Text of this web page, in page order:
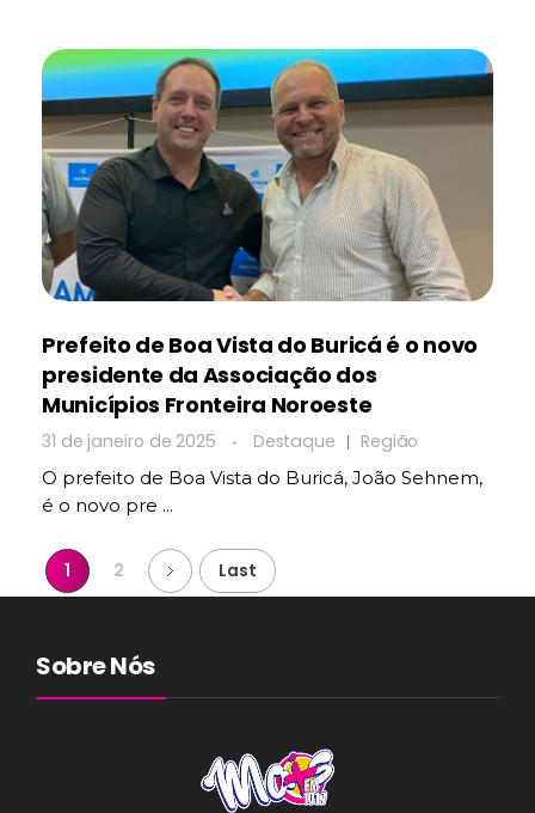
Prefeito de Boa Vista do Buricá é o novo
presidente da Associação dos
Municípios Fronteira Noroeste
31 de janeiro de 2025 Destaque Região
O prefeito de Boa Vista do Buricá, João Sehnem,
é o novo pre ...
1 2 Last
Sobre Nós